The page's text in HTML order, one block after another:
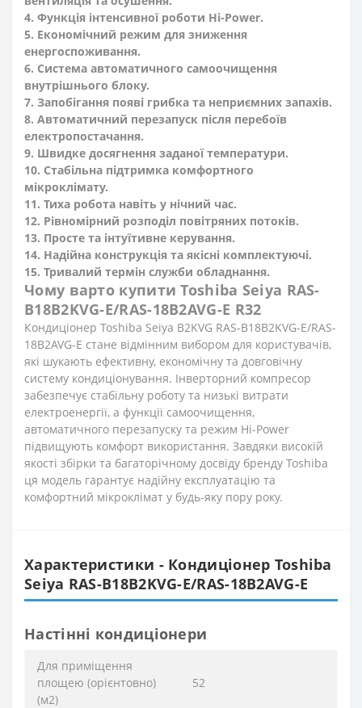
4. Функція інтенсивної роботи Hi-Power.
5. Економічний режим для зниження
енергоспоживання.
6. Система автоматичного самоочищення
внутрішнього блоку.
7. Запобігання появі грибка та неприємних запахів.
8. Автоматичний перезапуск після перебоїв
електропостачання.
9. Швидке досягнення заданої температури.
10. Стабільна підтримка комфортного
мікроклімату.
11. Тиха робота навіть у нічний час.
12. Рівномірний розподіл повітряних потоків.
13. Просте та інтуїтивне керування.
14. Надійна конструкція та якісні комплектуючі.
15. Тривалий термін служби обладнання.
Чому варто купити Toshiba Seiya RAS-
B18B2KVG-E/RAS-18B2AVG-E R32
Кондиціонер Toshiba Seiya B2KVG RAS-B18B2KVG-E/RAS-
18B2AVG-E стане відмінним вибором для користувачів,
які шукають ефективну, економічну та довговічну
систему кондиціонування. Інверторний компресор
забезпечує стабільну роботу та низькі витрати
електроенергії, а функції самоочищення,
автоматичного перезапуску та режим Hi-Power
підвищують комфорт використання. Завдяки високій
якості збірки та багаторічному досвіду бренду Toshiba
ця модель гарантує надійну експлуатацію та
комфортний мікроклімат у будь-яку пору року.
Характеристики - Кондиціонер Toshiba
Seiya RAS-B18B2KVG-E/RAS-18B2AVG-E
Настінні кондиціонери
Для приміщення
площею (орієнтовно)
(м2)
52